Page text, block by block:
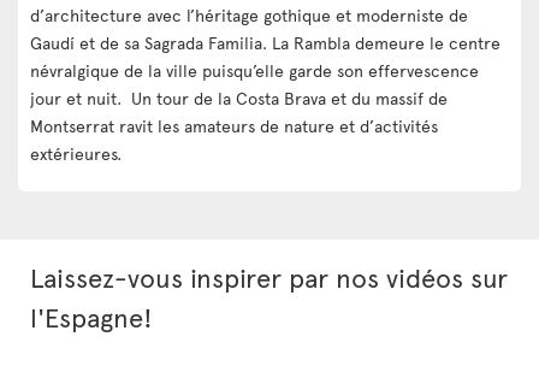
d’architecture avec l’héritage gothique et moderniste de
Gaudí et de sa Sagrada Familia. La Rambla demeure le centre
névralgique de la ville puisqu’elle garde son effervescence
jour et nuit. Un tour de la Costa Brava et du massif de
Montserrat ravit les amateurs de nature et d’activités
extérieures.
Laissez-vous inspirer par nos vidéos sur
l'Espagne!